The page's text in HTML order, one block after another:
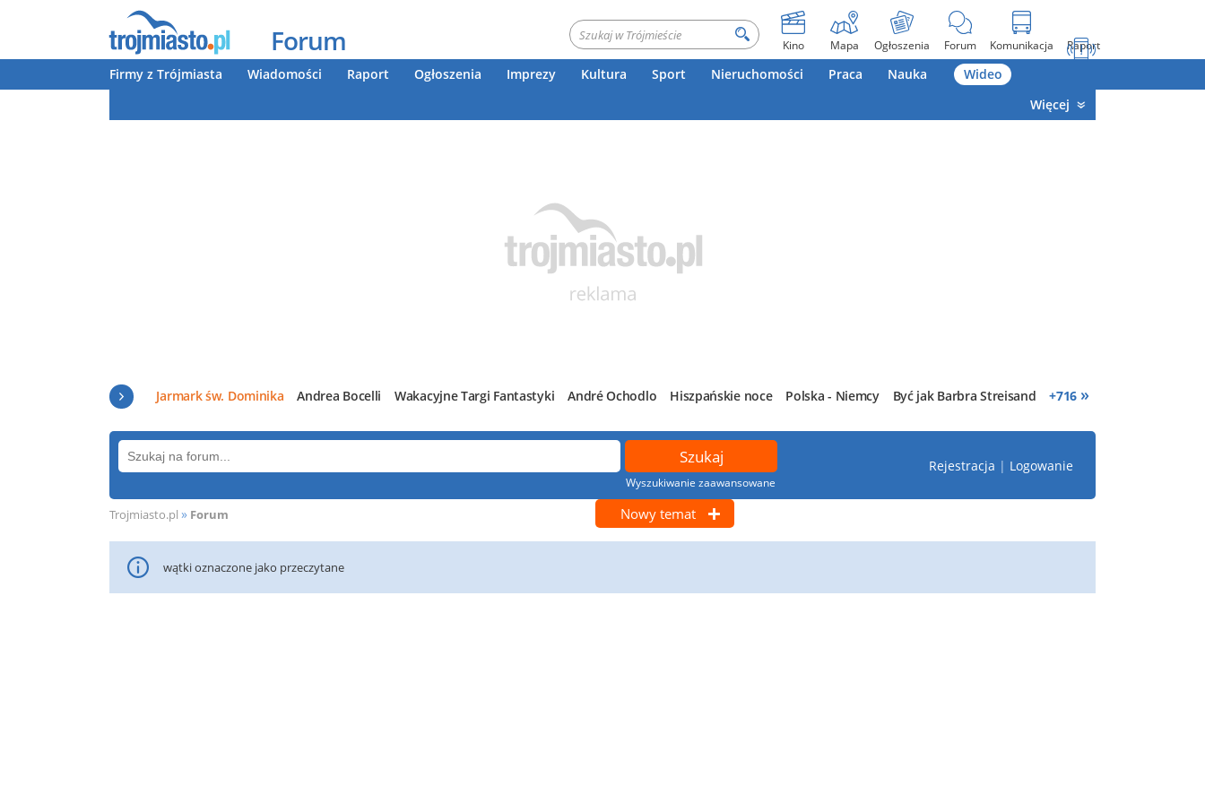
Forum Kino Mapa Ogłoszenia Forum Komunikacja Raport
Firmy z Trójmiasta Wiadomości Raport Ogłoszenia Imprezy Kultura Sport Nieruchomości Praca Nauka
Wideo
Więcej
Jarmark św. Dominika Andrea Bocelli Wakacyjne Targi Fantastyki André Ochodlo Hiszpańskie noce Polska - Niemcy Być jak Barbra Streisand +716 »
Wyszukiwanie zaawansowane
Rejestracja | Logowanie
Trojmiasto.pl » Forum Nowy temat
wątki oznaczone jako przeczytane